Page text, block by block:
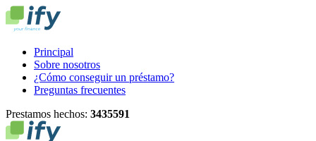
Principal
Sobre nosotros
¿Cómo conseguir un préstamo?
Preguntas frecuentes
Prestamos hechos: 3435591